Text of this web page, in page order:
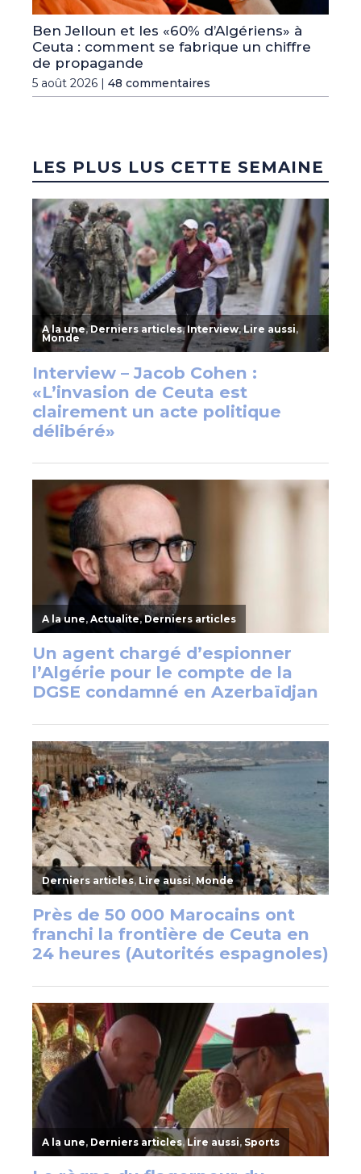
Ben Jelloun et les «60% d’Algériens» à
Ceuta : comment se fabrique un chiffre
de propagande
5 août 2026 | 48 commentaires
LES PLUS LUS CETTE SEMAINE